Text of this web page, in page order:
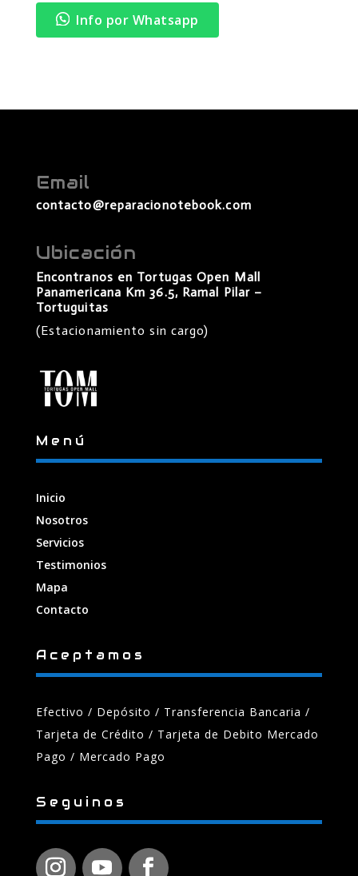
Info por Whatsapp
Email
contacto@reparacionotebook.com
Ubicación
Encontranos en Tortugas Open Mall
Panamericana Km 36.5, Ramal Pilar –
Tortuguitas
(Estacionamiento sin cargo)
Menú
Inicio
Nosotros
Servicios
Testimonios
Mapa
Contacto
Aceptamos
Efectivo / Depósito / Transferencia Bancaria /
Tarjeta de Crédito / Tarjeta de Debito Mercado
Pago / Mercado Pago
Seguinos